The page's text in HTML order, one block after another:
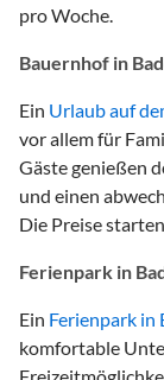
pro Woche.
Bauernhof in
Ein Urlaub auf
vor allem für
Gäste genießen
und einen
Die Preise
Ferienpark in
Ein Ferienpark
komfortable